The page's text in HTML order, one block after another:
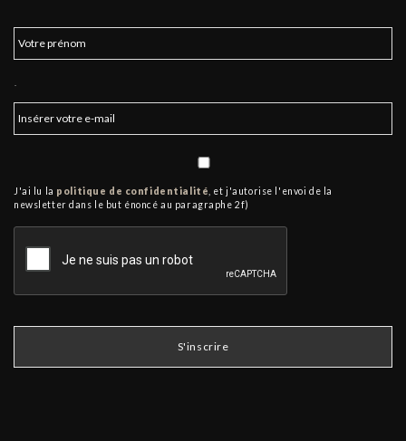
J'ai lu la politique de confidentialité , et j'autorise l'envoi de la
newsletter dans le but énoncé au paragraphe 2f)